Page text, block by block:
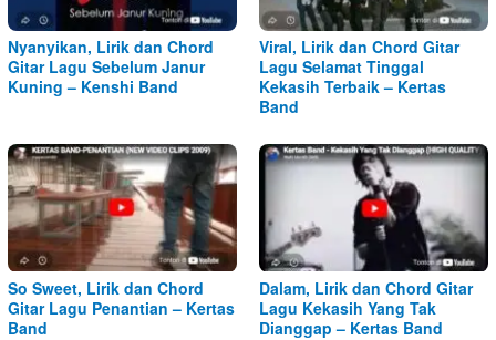
Nyanyikan, Lirik dan Chord
Gitar Lagu Sebelum Janur
Kuning – Kenshi Band
Viral, Lirik dan Chord Gitar
Lagu Selamat Tinggal
Kekasih Terbaik – Kertas
Band
So Sweet, Lirik dan Chord
Gitar Lagu Penantian – Kertas
Band
Dalam, Lirik dan Chord Gitar
Lagu Kekasih Yang Tak
Dianggap – Kertas Band